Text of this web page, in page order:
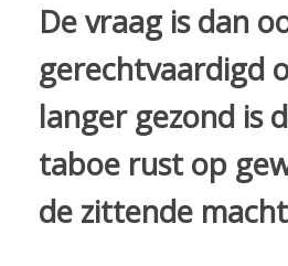
De vraag is dan
gerechtvaardigd
langer gezond is
taboe rust op
de zittende